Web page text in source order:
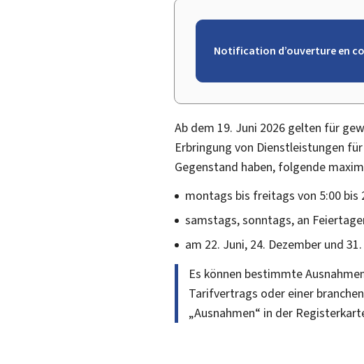
Notification d’ouverture en
Ab dem 19. Juni 2026 gelten für
Erbringung von Dienstleistungen
Gegenstand haben, folgende
montags bis freitags von 5:00 bis
samstags, sonntags, an
am 22. Juni, 24. Dezember und
Es können bestimmte
Tarifvertrags oder einer
„Ausnahmen“ in der